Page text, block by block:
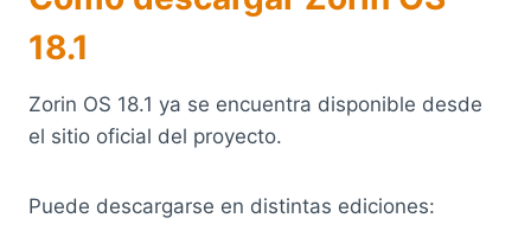
18.1
Zorin OS 18.1 ya se encuentra disponible desde
el sitio oficial del proyecto.
Puede descargarse en distintas ediciones: